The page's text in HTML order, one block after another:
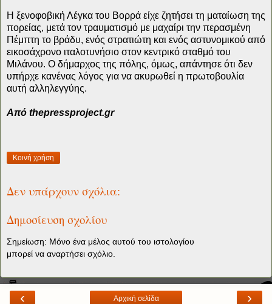
Η ξενοφοβική Λέγκα του Βορρά είχε ζητήσει τη ματαίωση της
πορείας, μετά τον τραυματισμό με μαχαίρι την περασμένη
Πέμπτη το βράδυ, ενός στρατιώτη και ενός αστυνομικού από
εικοσάχρονο ιταλοτυνήσιο στον κεντρικό σταθμό του
Μιλάνου. Ο δήμαρχος της πόλης, όμως, απάντησε ότι δεν
υπήρχε κανένας λόγος για να ακυρωθεί η πρωτοβουλία
αυτή αλληλεγγύης.
Από thepressproject.gr
Κοινή χρήση
Δεν υπάρχουν σχόλια:
Δημοσίευση σχολίου
Σημείωση: Μόνο ένα μέλος αυτού του ιστολογίου
μπορεί να αναρτήσει σχόλιο.
‹ ›
Αρχική σελίδα